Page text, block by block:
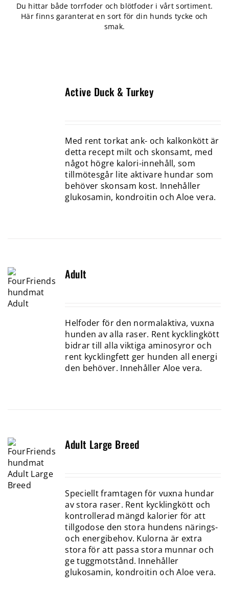
Du hittar både torrfoder och blötfoder i vårt sortiment.
Här finns garanterat en sort för din hunds tycke och
smak.
Active Duck & Turkey
Med rent torkat ank- och kalkonkött är
detta recept milt och skonsamt, med
något högre kalori-innehåll, som
tillmötesgår lite aktivare hundar som
behöver skonsam kost. Innehåller
glukosamin, kondroitin och Aloe vera.
Adult
Helfoder för den normalaktiva, vuxna
hunden av alla raser. Rent kycklingkött
bidrar till alla viktiga aminosyror och
rent kycklingfett ger hunden all energi
den behöver. Innehåller Aloe vera.
Adult Large Breed
Speciellt framtagen för vuxna hundar
av stora raser. Rent kycklingkött och
kontrollerad mängd kalorier för att
tillgodose den stora hundens närings-
och energibehov. Kulorna är extra
stora för att passa stora munnar och
ge tuggmotstånd. Innehåller
glukosamin, kondroitin och Aloe vera.